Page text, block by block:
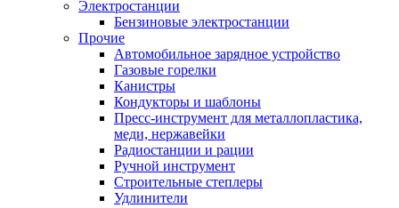
Электростанции
Бензиновые электростанции
Прочие
Автомобильное зарядное устройство
Газовые горелки
Канистры
Кондукторы и шаблоны
Пресс-инструмент для металлопластика,
меди, нержавейки
Радиостанции и рации
Ручной инструмент
Строительные степлеры
Удлинители